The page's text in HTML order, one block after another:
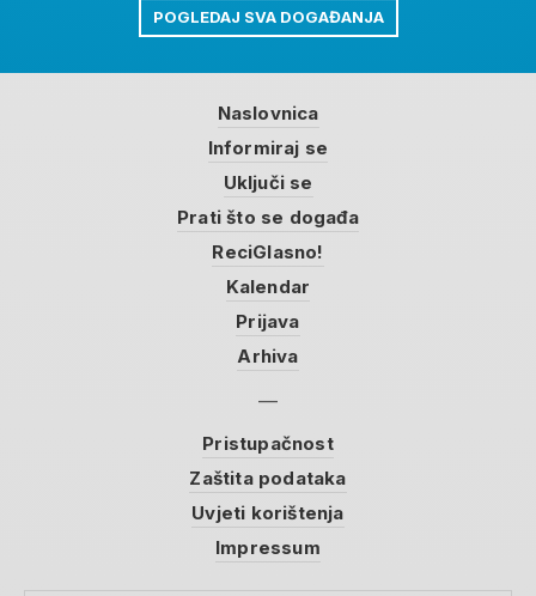
POGLEDAJ SVA DOGAĐANJA
Naslovnica
Informiraj se
Uključi se
Prati što se događa
ReciGlasno!
Kalendar
Prijava
Arhiva
Pristupačnost
Zaštita podataka
Uvjeti korištenja
Impressum